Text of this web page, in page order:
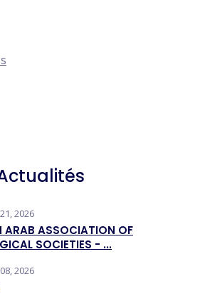
2026
ARAB ASSOCIATION OF
SOCIETIES - ...
2026